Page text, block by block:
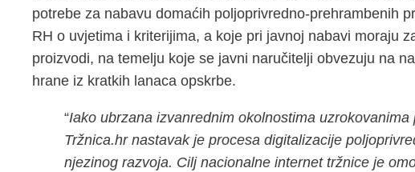
potrebe za nabavu domaćih poljoprivredno-prehrambenih
RH o uvjetima i kriterijima, a koje pri javnoj nabavi moraju
proizvodi, na temelju koje se javni naručitelji obvezuju na
hrane iz kratkih lanaca opskrbe.
“Iako ubrzana izvanrednim okolnostima uzrokovanima
Tržnica.hr nastavak je procesa digitalizacije
njezinog razvoja. Cilj nacionalne internet tržnice je